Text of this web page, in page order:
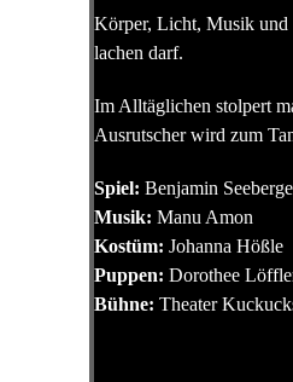
Körper, Licht, Musik und
lachen darf.
Im Alltäglichen stolpert
Ausrutscher wird zum
Spiel: Benjamin
Musik: Manu Amon
Kostüm: Johanna Hößle
Puppen: Dorothee
Bühne: Theater